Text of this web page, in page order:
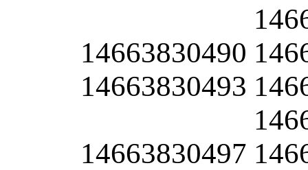
14663830490
14663830493
14663830497